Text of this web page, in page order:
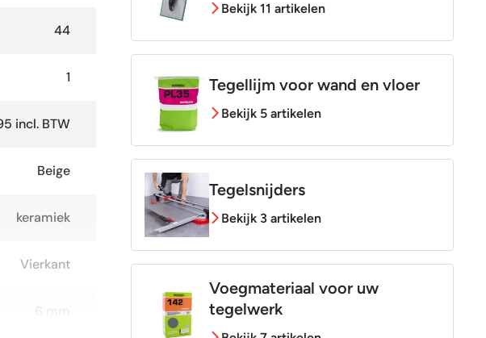
44
1
incl. BTW
Beige
keramiek
Vierkant
Bekijk 11 artikelen
Tegellijm voor wand en vloer
Bekijk 5 artikelen
Tegelsnijders
Bekijk 3 artikelen
Voegmateriaal voor uw
tegelwerk